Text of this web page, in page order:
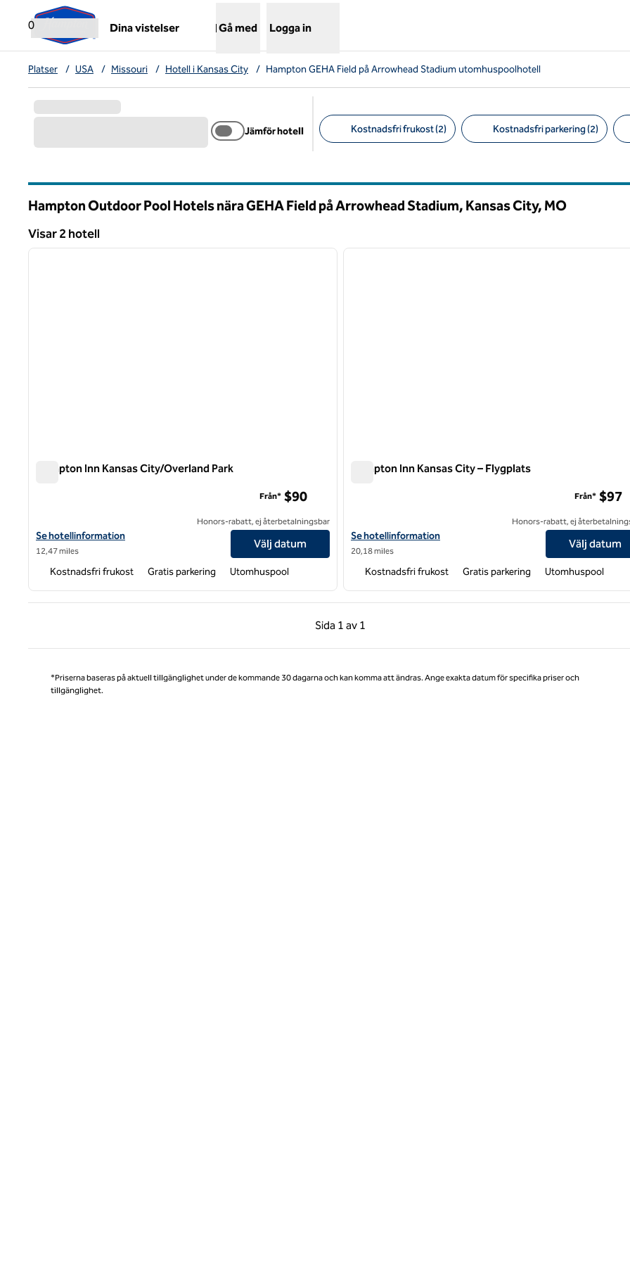
Gå vidare till innehållet
0
Dina vistelser Gå med Logga in
Platser / USA / Missouri / Hotell i Kansas City / Hampton GEHA Field på Arrowhead Stadium utomhuspoolhotell
Jämför hotell Kostnadsfri frukost (2) Kostnadsfri parkering (2)
Hampton Outdoor Pool Hotels nära GEHA Field på Arrowhead Stadium, Kansas City, MO
Visar 2 hotell
Visar 2 hotell
1 av 12
nästa bild
Hampton Inn Kansas City/Overland Park
Visa hotelldetaljer för Hampton Inn Kansas City/Overland Park
Se hotellinformation
12,47 miles
Från* $90
Honors-rabatt, ej återbetalningsbar
Välj datum
Kostnadsfri frukost Gratis parkering Utomhuspool
1 av 12
Hampton Inn Kansas City – Flygplats
Visa hotelldetaljer för Hampton Inn Kansas City-Airport
Se hotellinformation
20,18 miles
Från* $97
Honors-rabatt, ej
Välj datum
Kostnadsfri frukost Gratis parkering Utomhuspool
Sida 1 av 1
Föregående sida, 1 av 1
Sida 1 av 1
*Priserna baseras på aktuell tillgänglighet under de kommande 30 dagarna och kan komma att ändras. Ange exakta datum för specifika priser och
tillgänglighet.